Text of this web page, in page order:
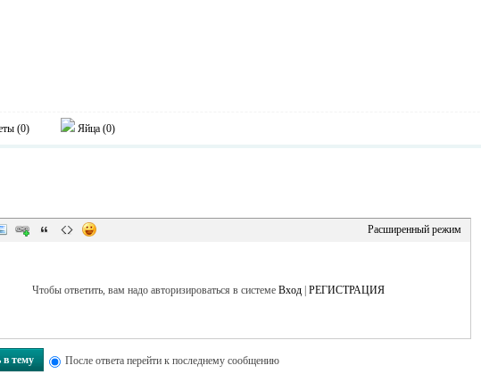
(0) Яйца (0)
Расширенный режим
Чтобы ответить, вам надо авторизироваться в системе Вход РЕГИСТРАЦИЯ
в тему После ответа перейти к последнему сообщению